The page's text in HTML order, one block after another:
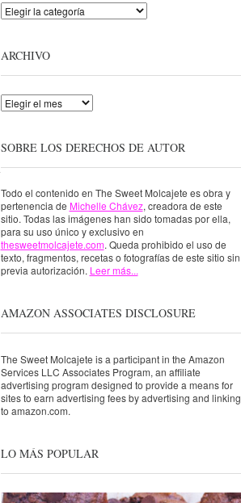
Categorías
ARCHIVO
Archivo
SOBRE LOS DERECHOS DE AUTOR
Todo el contenido en The Sweet Molcajete es obra y
pertenencia de Michelle Chávez, creadora de este
sitio. Todas las imágenes han sido tomadas por ella,
para su uso único y exclusivo en
thesweetmolcajete.com. Queda prohibido el uso de
texto, fragmentos, recetas o fotografías de este sitio sin
previa autorización. Leer más...
AMAZON ASSOCIATES DISCLOSURE
The Sweet Molcajete is a participant in the Amazon
Services LLC Associates Program, an affiliate
advertising program designed to provide a means for
sites to earn advertising fees by advertising and linking
to amazon.com.
LO MÁS POPULAR